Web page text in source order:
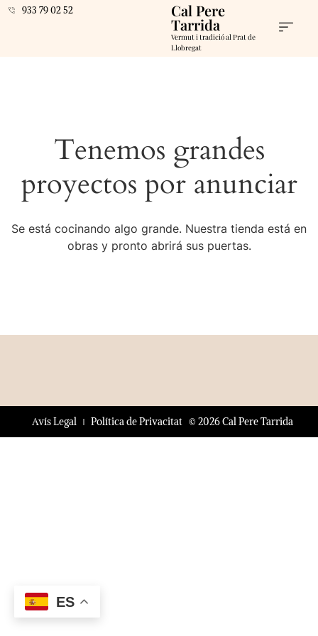
933 79 02 52 Cal Pere
Tarrida
Vermut i tradició al Prat de
Llobregat
Tenemos grandes
proyectos por anunciar
Se está cocinando algo grande. Nuestra tienda está en
obras y pronto abrirá sus puertas.
© 2026 Cal Pere Tarrida
Avís Legal Política de Privacitat
ES